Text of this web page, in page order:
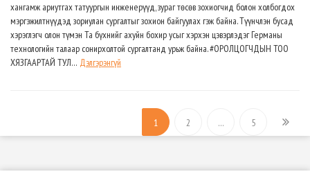
хангамж ариутгах татуургын инженерүүд, зураг төсөв зохиогчид болон холбогдох
мэргэжилтнүүдэд зориулан сургалтыг зохион байгуулах гэж байна. Түүнчлэн бусад
хэрэглэгч олон түмэн Та бүхнийг ахуйн бохир усыг хэрхэн цэвэрлэдэг Германы
технологийн талаар сонирхолтой сургалтанд урьж байна. #ОРОЛЦОГЧДЫН ТОО
ХЯЗГААРТАЙ ТУЛ… Дэлгэрэнгүй
1 2 … 5